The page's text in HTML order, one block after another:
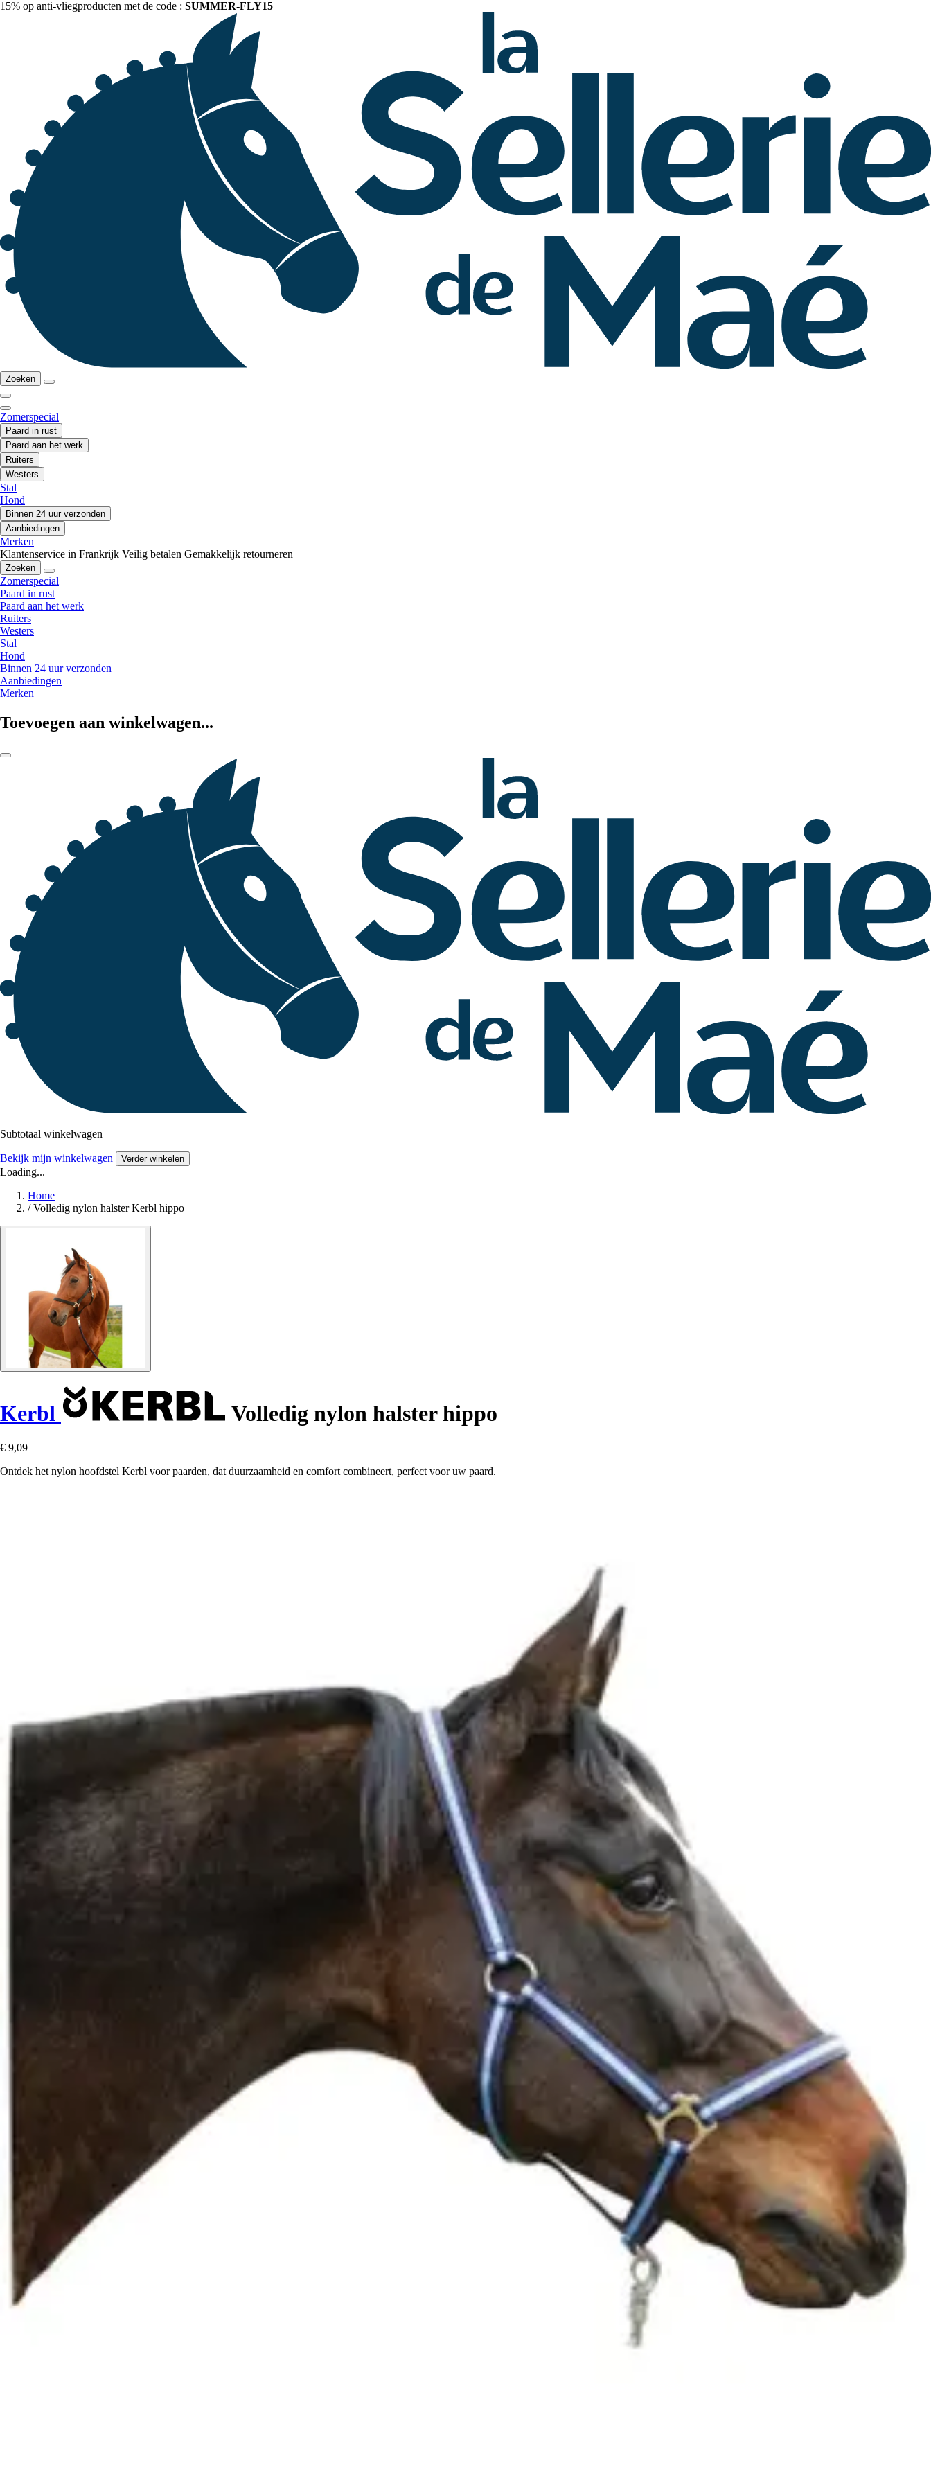
15% op anti-vliegproducten met de code : SUMMER-FLY15
Zoeken
Zomerspecial
Paard in rust
Paard aan het werk
Ruiters
Westers
Stal
Hond
Binnen 24 uur verzonden
Aanbiedingen
Merken
Klantenservice in Frankrijk Veilig betalen Gemakkelijk retourneren
Zoeken
Zomerspecial
Paard in rust
Paard aan het werk
Ruiters
Westers
Stal
Hond
Binnen 24 uur verzonden
Aanbiedingen
Merken
Toevoegen aan winkelwagen...
Subtotaal winkelwagen
Bekijk mijn winkelwagen Verder winkelen
Loading...
Home
/ Volledig nylon halster Kerbl hippo
Kerbl Volledig nylon halster hippo
€ 9,09
Ontdek het nylon hoofdstel Kerbl voor paarden, dat duurzaamheid en comfort combineert, perfect voor uw paard.